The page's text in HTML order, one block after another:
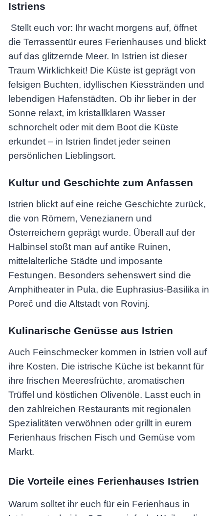
Istriens
Stellt euch vor: Ihr wacht morgens auf, öffnet
die Terrassentür eures Ferienhauses und blickt
auf das glitzernde Meer. In Istrien ist dieser
Traum Wirklichkeit! Die Küste ist geprägt von
felsigen Buchten, idyllischen Kiesstränden und
lebendigen Hafenstädten. Ob ihr lieber in der
Sonne relaxt, im kristallklaren Wasser
schnorchelt oder mit dem Boot die Küste
erkundet – in Istrien findet jeder seinen
persönlichen Lieblingsort.
Kultur und Geschichte zum Anfassen
Istrien blickt auf eine reiche Geschichte zurück,
die von Römern, Venezianern und
Österreichern geprägt wurde. Überall auf der
Halbinsel stoßt man auf antike Ruinen,
mittelalterliche Städte und imposante
Festungen. Besonders sehenswert sind die
Amphitheater in Pula, die Euphrasius-Basilika in
Poreč und die Altstadt von Rovinj.
Kulinarische Genüsse aus Istrien
Auch Feinschmecker kommen in Istrien voll auf
ihre Kosten. Die istrische Küche ist bekannt für
ihre frischen Meeresfrüchte, aromatischen
Trüffel und köstlichen Olivenöle. Lasst euch in
den zahlreichen Restaurants mit regionalen
Spezialitäten verwöhnen oder grillt in eurem
Ferienhaus frischen Fisch und Gemüse vom
Markt.
Die Vorteile eines Ferienhauses Istrien
Warum solltet ihr euch für ein Ferienhaus in